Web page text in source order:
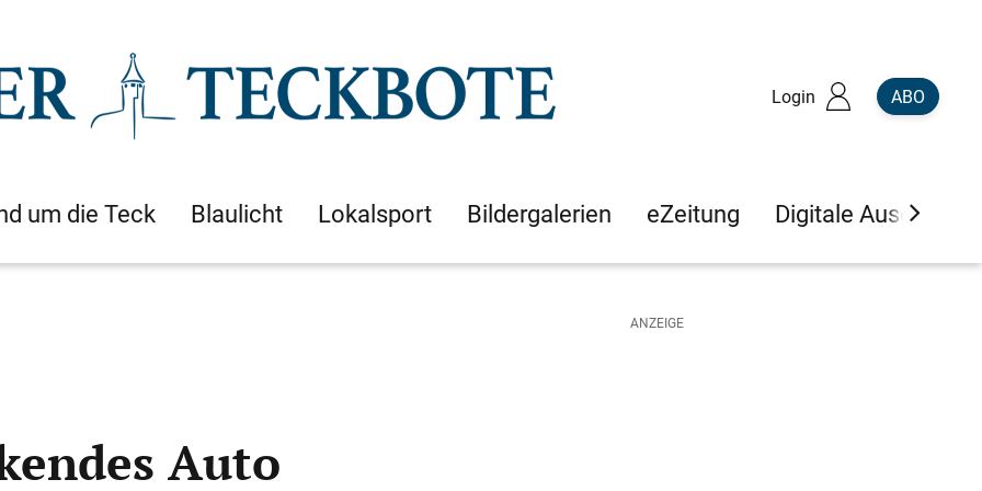
Login ABO
um die Teck Blaulicht Lokalsport Bildergalerien eZeitung Digitale Ausgaben
Auto